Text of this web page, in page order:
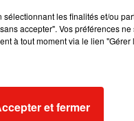
les finalités et/ou
accepter". Vos préférences
à tout moment via le lien
et fermer